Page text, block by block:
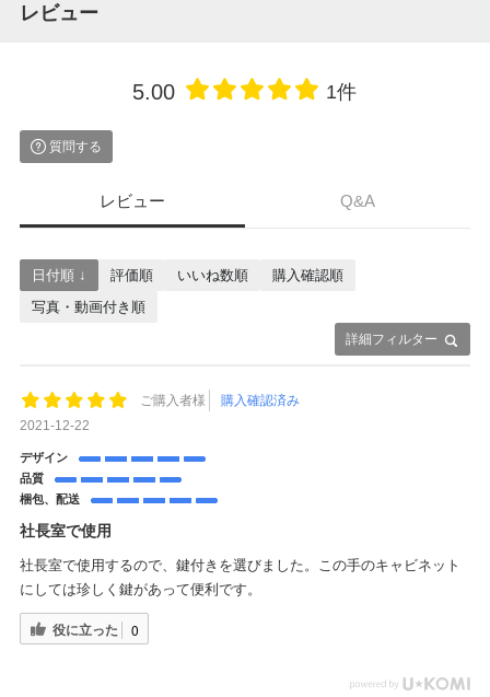
レビュー
5.00 1件
質問する
レビュー Q&A
詳細フィルター
日付順 ↓ 評価順 いいね数順
購入確認順
写真・動画付き順
ご購入者様
購入確認済み
2021-12-22
デザイン
品質
梱包、配送
社長室で使用
社長室で使用するので、鍵付きを選びました。この手のキャビネット
にしては珍しく鍵があって便利です。
役に立った 0